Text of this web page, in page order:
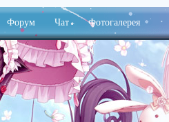
Форум Чат Фотогалерея